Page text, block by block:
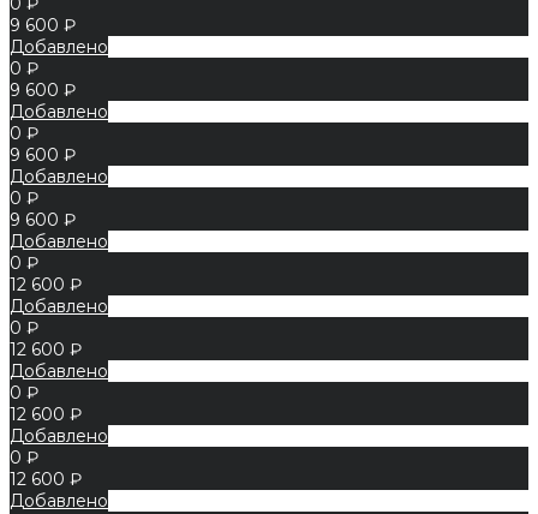
9 600 ₽
Добавлено
0 ₽
9 600 ₽
Добавлено
0 ₽
9 600 ₽
Добавлено
0 ₽
9 600 ₽
Добавлено
0 ₽
12 600 ₽
Добавлено
0 ₽
12 600 ₽
Добавлено
0 ₽
12 600 ₽
Добавлено
0 ₽
12 600 ₽
Добавлено